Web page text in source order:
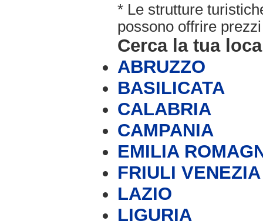
* Le strutture
possono offrire
Cerca la tua
ABRUZZO
BASILICATA
CALABRIA
CAMPANIA
EMILIA
FRIULI
LAZIO
LIGURIA